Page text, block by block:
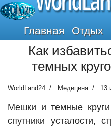
Главная Отдых
Как
темных
WorldLand24 Медицина 13
Мешки и темные
спутники усталости,